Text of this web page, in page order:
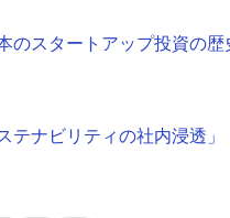
のスタートアップ投資の
テナビリティの社内浸透」